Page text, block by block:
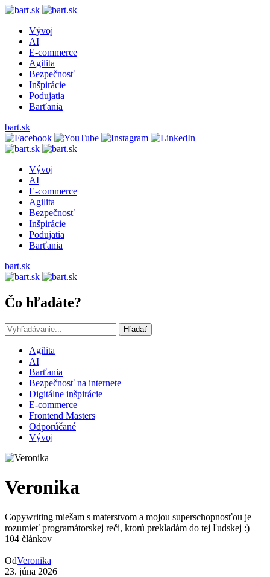
Vývoj
AI
E-commerce
Agilita
Bezpečnosť
Inšpirácie
Podujatia
Barťania
bart.sk
Vývoj
AI
E-commerce
Agilita
Bezpečnosť
Inšpirácie
Podujatia
Barťania
bart.sk
Čo hľadáte?
Hľadať
Agilita
AI
Barťania
Bezpečnosť na internete
Digitálne inšpirácie
E-commerce
Frontend Masters
Odporúčané
Vývoj
Veronika
Copywriting miešam s materstvom a mojou superschopnosťou je
rozumieť programátorskej reči, ktorú prekladám do tej ľudskej :)
104 článkov
OdVeronika
23. júna 2026